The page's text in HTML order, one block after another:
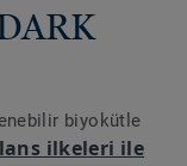
biyokütle
ilkeleri ile